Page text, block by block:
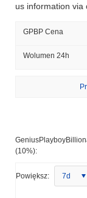
us information via
GPBP Cena
Wolumen 24h
(10%):
Powiększ: 7d